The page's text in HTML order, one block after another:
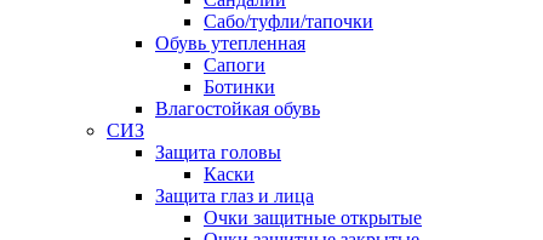
Сабо/туфли/тапочки
Обувь утепленная
Сапоги
Ботинки
Влагостойкая обувь
СИЗ
Защита головы
Каски
Защита глаз и лица
Очки защитные открытые